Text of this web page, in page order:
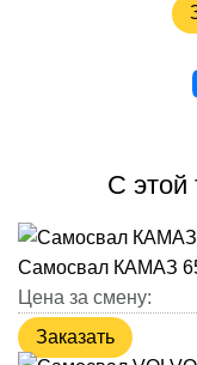
С этой
Самосвал КАМАЗ
Цена за смену:
Заказать